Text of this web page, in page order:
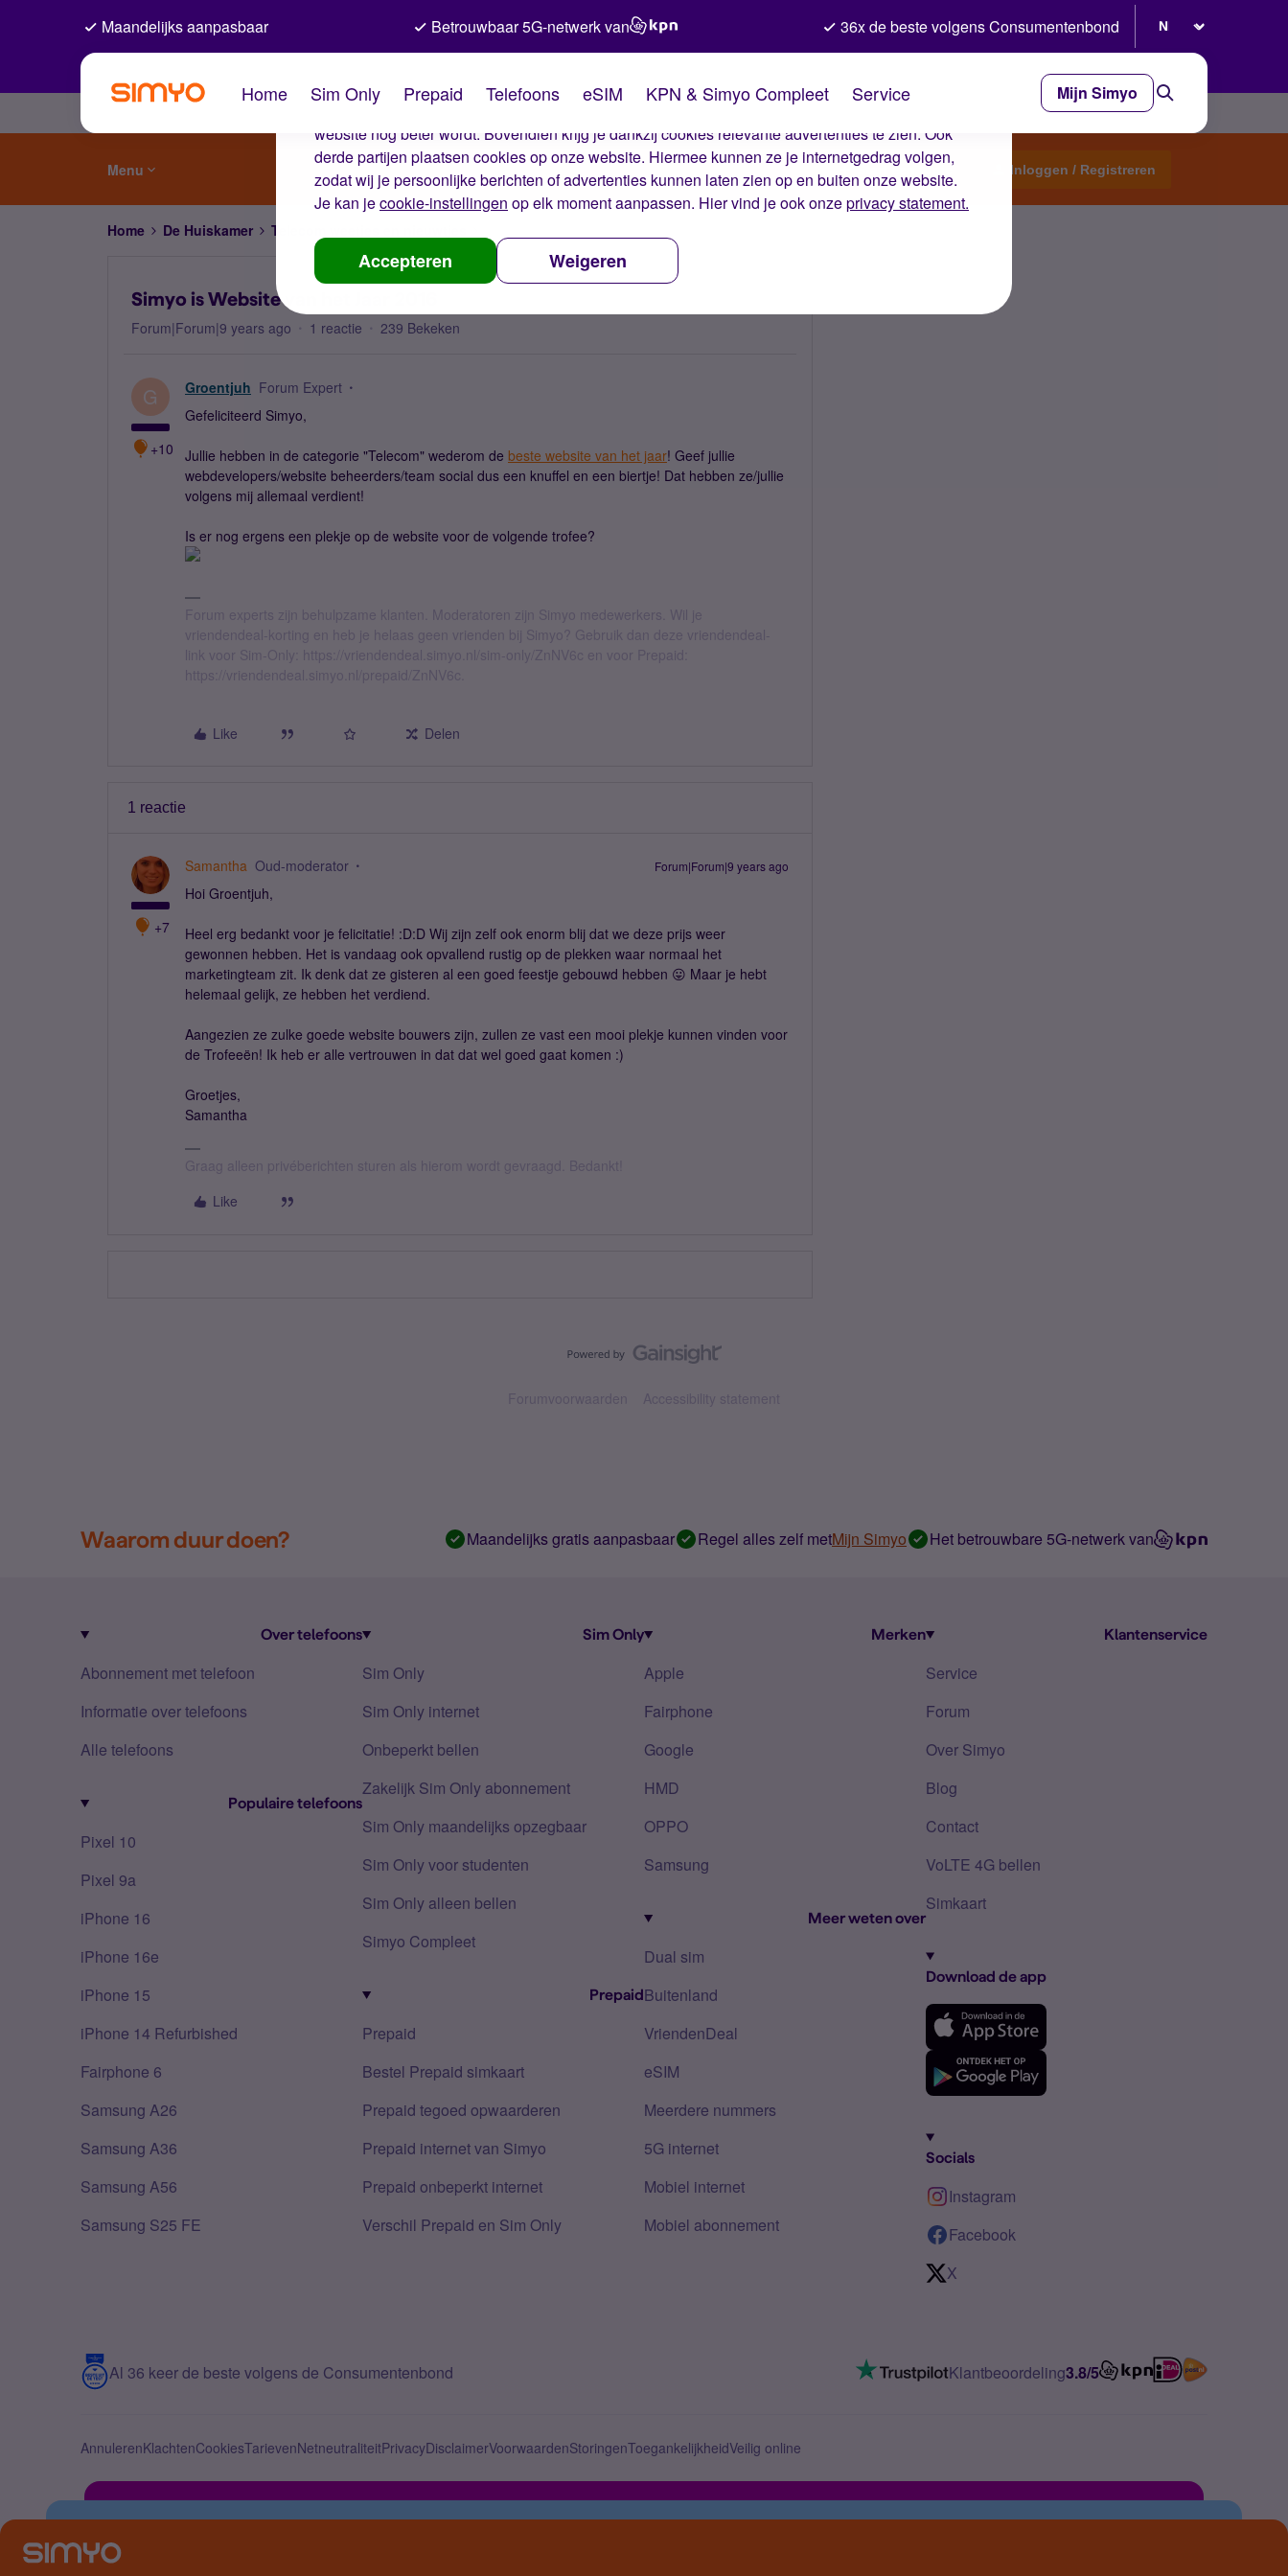
De cookies van Simyo
Wij gebruiken cookies op onze website. Met deze cookies zorgen wij ervoor dat je ervaring op de
website nog beter wordt. Bovendien krijg je dankzij cookies relevante advertenties te zien. Ook
derde partijen plaatsen cookies op onze website. Hiermee kunnen ze je internetgedrag volgen,
zodat wij je persoonlijke berichten of advertenties kunnen laten zien op en buiten onze website.
Je kan jecookie-instellingen op elk moment aanpassen. Hier vind je ook onzeprivacy statement.
Accepteren Weigeren
Maandelijks aanpasbaar Betrouwbaar 5G-netwerk van 36x de beste volgens Consumentenbond
Home Sim Only Prepaid Telefoons eSIM KPN & Simyo Compleet Service Mijn Simyo
Menu Start een topic Inloggen / Registreren
Home De Huiskamer Telecom weetjes en nieuwtjes
Simyo is Website van het Jaar 2016
Forum|Forum|9 years ago 1 reactie 239 Bekeken
G
+10
Groentjuh Forum Expert
Gefeliciteerd Simyo,
Jullie hebben in de categorie "Telecom" wederom de beste website van het jaar! Geef jullie
webdevelopers/website beheerders/team social dus een knuffel en een biertje! Dat hebben ze/jullie
volgens mij allemaal verdient!
Is er nog ergens een plekje op de website voor de volgende trofee?
Forum experts zijn behulpzame klanten. Moderatoren zijn Simyo medewerkers. Wil je
vriendendeal-korting en heb je helaas geen vrienden bij Simyo? Gebruik dan deze vriendendeal-
link voor Sim-Only: https://vriendendeal.simyo.nl/sim-only/ZnNV6c en voor Prepaid:
https://vriendendeal.simyo.nl/prepaid/ZnNV6c.
Like Delen
1 reactie
+7
Samantha Oud-moderator Forum|Forum|9 years ago
Hoi Groentjuh,
Heel erg bedankt voor je felicitatie! :D:D Wij zijn zelf ook enorm blij dat we deze prijs weer
gewonnen hebben. Het is vandaag ook opvallend rustig op de plekken waar normaal het
marketingteam zit. Ik denk dat ze gisteren al een goed feestje gebouwd hebben 😛 Maar je hebt
helemaal gelijk, ze hebben het verdiend.
Aangezien ze zulke goede website bouwers zijn, zullen ze vast een mooi plekje kunnen vinden voor
de Trofeeën! Ik heb er alle vertrouwen in dat dat wel goed gaat komen :)
Groetjes,
Samantha
Graag alleen privéberichten sturen als hierom wordt gevraagd. Bedankt!
Like
Forumvoorwaarden Accessibility statement
Waarom duur doen? Maandelijks gratis aanpasbaar Regel alles zelf metMijn Simyo Het betrouwbare 5G-netwerk van
Over telefoons
Abonnement met telefoon
Informatie over telefoons
Alle telefoons
Populaire telefoons
Pixel 10
Pixel 9a
iPhone 16
iPhone 16e
iPhone 15
iPhone 14 Refurbished
Fairphone 6
Samsung A26
Samsung A36
Samsung A56
Samsung S25 FE
Sim Only
Sim Only
Sim Only internet
Onbeperkt bellen
Zakelijk Sim Only abonnement
Sim Only maandelijks opzegbaar
Sim Only voor studenten
Sim Only alleen bellen
Simyo Compleet
Prepaid
Prepaid
Bestel Prepaid simkaart
Prepaid tegoed opwaarderen
Prepaid internet van Simyo
Prepaid onbeperkt internet
Verschil Prepaid en Sim Only
Merken
Apple
Fairphone
Google
HMD
OPPO
Samsung
Meer weten over
Dual sim
Buitenland
VriendenDeal
eSIM
Meerdere nummers
5G internet
Mobiel internet
Mobiel abonnement
Klantenservice
Service
Forum
Over Simyo
Blog
Contact
VoLTE 4G bellen
Simkaart
Download de app
Socials
Instagram
Facebook
X
Al 36 keer de beste volgens de Consumentenbond Klantbeoordeling3.8/5
AnnulerenKlachtenCookiesTarievenNetneutraliteitPrivacyDisclaimerVoorwaardenStoringenToegankelijkheidVeilig online